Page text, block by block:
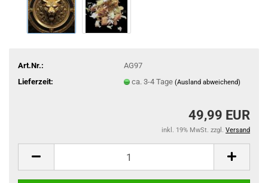
Art.Nr.:
AG97
Lieferzeit:
ca. 3-4 Tage (Ausland abweichend)
49,99 EUR
inkl. 19% MwSt. zzgl. Versand